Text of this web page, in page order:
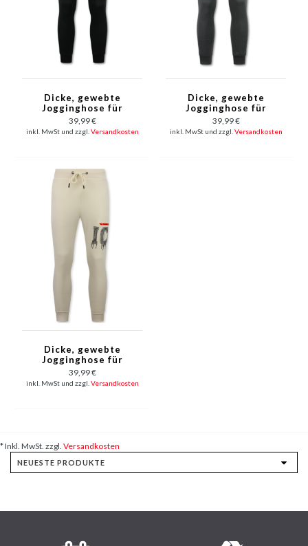
Dicke, gewebte
Jogginghose für
Herren von ICON –
Lange Trainingshose
für Herren – 5777 –
39,99 €
inkl. MwSt und zzgl. Versandkosten
Dicke, gewebte
Jogginghose für
Herren von ICON –
Lange Trainingshose
für Herren – 5777 –
39,99 €
inkl. MwSt und zzgl. Versandkosten
Dicke, gewebte
Jogginghose für
Herren von ICON –
Lange Trainingshose
für Herren – 5777 –
39,99 €
inkl. MwSt und zzgl. Versandkosten
* Inkl. MwSt. zzgl. Versandkosten